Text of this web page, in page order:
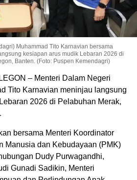
Muhammad Tito Karnavian bersama
kesiapan arus mudik Lebaran 2026 di
Banten. (Foto: Puspen Kemendagri)
– Menteri Dalam Negeri
Tito Karnavian meninjau langsung
2026 di Pelabuhan Merak,
bersama Menteri Koordinator
Manusia dan Kebudayaan (PMK)
Dudy Purwagandhi,
Gunadi Sadikin, Menteri